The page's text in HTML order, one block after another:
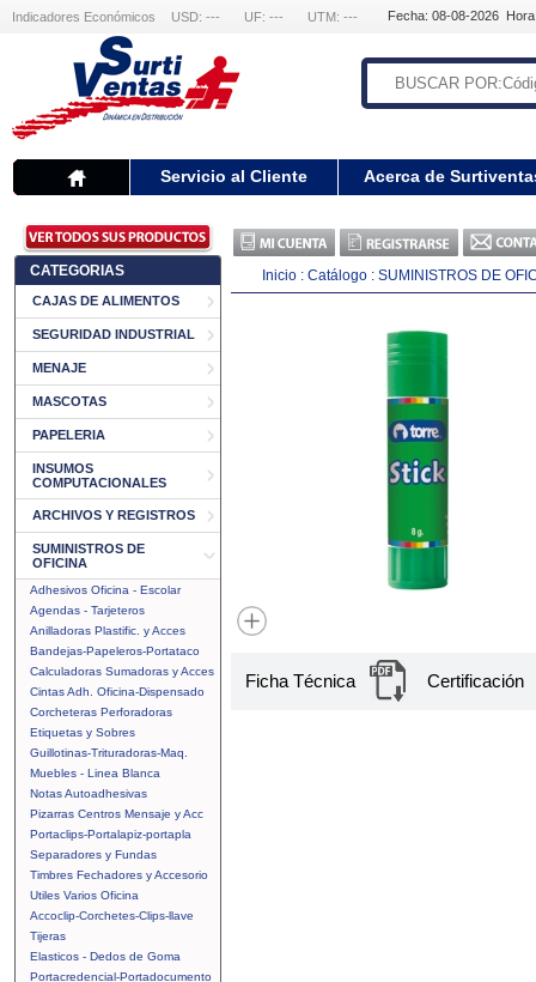
Indicadores Económicos USD: --- UF: --- UTM: --- Fecha: 08-08-2026
Servicio al Cliente Acerca de
CATEGORIAS
CAJAS DE ALIMENTOS
SEGURIDAD INDUSTRIAL
MENAJE
MASCOTAS
PAPELERIA
INSUMOS
COMPUTACIONALES
ARCHIVOS Y REGISTROS
SUMINISTROS DE
OFICINA
Adhesivos Oficina - Escolar
Agendas - Tarjeteros
Anilladoras Plastific. y Acces
Bandejas-Papeleros-Portataco
Calculadoras Sumadoras y Acces
Cintas Adh. Oficina-Dispensado
Corcheteras Perforadoras
Etiquetas y Sobres
Guillotinas-Trituradoras-Maq.
Muebles - Linea Blanca
Notas Autoadhesivas
Pizarras Centros Mensaje y Acc
Portaclips-Portalapiz-portapla
Separadores y Fundas
Timbres Fechadores y Accesorio
Utiles Varios Oficina
Accoclip-Corchetes-Clips-llave
Tijeras
Elasticos - Dedos de Goma
Portacredencial-Portadocumento
Inicio : Catálogo : SUMINISTROS DE
Ficha Técnica Certificación